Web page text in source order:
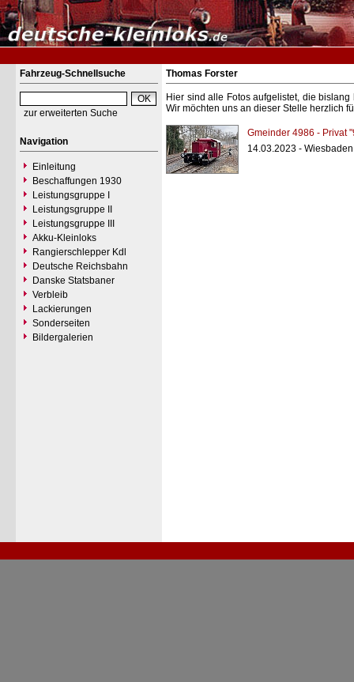
Fahrzeug-Schnellsuche
zur erweiterten Suche
Navigation
Einleitung
Beschaffungen 1930
Leistungsgruppe I
Leistungsgruppe II
Leistungsgruppe III
Akku-Kleinloks
Rangierschlepper Kdl
Deutsche Reichsbahn
Danske Statsbaner
Verbleib
Lackierungen
Sonderseiten
Bildergalerien
Thomas Forster
Hier sind alle Fotos aufgelistet, die
Wir möchten uns an dieser Stelle herzlich
Gmeinder 4986 - Privat
14.03.2023 -